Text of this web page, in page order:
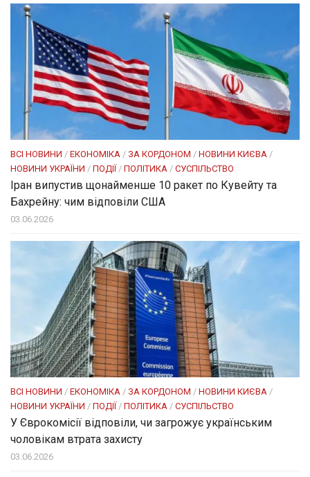
ВСІ НОВИНИ / ЕКОНОМІКА / ЗА КОРДОНОМ / НОВИНИ КИЄВА /
НОВИНИ УКРАЇНИ / ПОДІЇ / ПОЛІТИКА / СУСПІЛЬСТВО
Іран випустив щонайменше 10 ракет по Кувейту та
Бахрейну: чим відповіли США
03.06.2026
ВСІ НОВИНИ / ЕКОНОМІКА / ЗА КОРДОНОМ / НОВИНИ КИЄВА /
НОВИНИ УКРАЇНИ / ПОДІЇ / ПОЛІТИКА / СУСПІЛЬСТВО
У Єврокомісії відповіли, чи загрожує українським
чоловікам втрата захисту
03.06.2026